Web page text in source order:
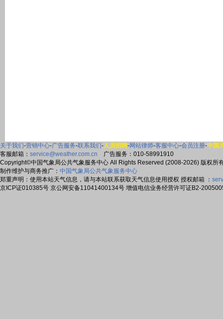
关于我们-营销中心-广告服务-联系我们-人员招聘-网站律师-客服中心-会员注册-中国
客服邮箱： service@weather.com.cn 广告服务：010-58991910
Copyright©中国气象局公共气象服务中心 All Rights Reserved (2008-2026) 版权所
制作维护与商务推广： 中国气象局公共气象服务中心
郑重声明：使用本站天气信息，请与本站联系获取天气信息使用授权 授权邮箱 ：
京ICP证010385号 京公网安备11041400134号 增值电信业务经营许可证B2-